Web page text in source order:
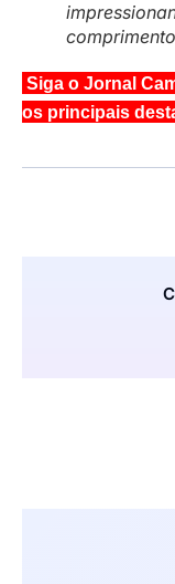
Siga o Jornal
os principais